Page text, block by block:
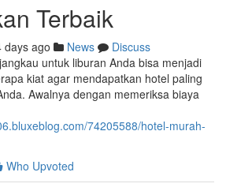
Terbaik
days ago News
Discuss
untuk liburan Anda bisa menjadi
kiat agar mendapatkan hotel paling
Awalnya dengan memeriksa biaya
74205588/hotel-murah-
Who Upvoted